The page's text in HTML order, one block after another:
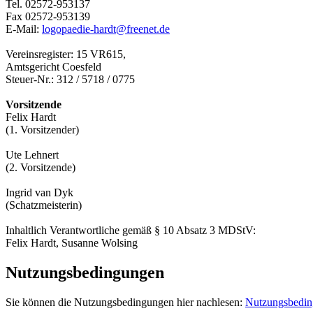
Tel. 02572-953137
Fax 02572-953139
E-Mail: logopaedie-hardt@freenet.de
Vereinsregister: 15 VR615,
Amtsgericht Coesfeld
Steuer-Nr.: 312 / 5718 / 0775
Vorsitzende
Felix Hardt
(1. Vorsitzender)
Ute Lehnert
(2. Vorsitzende)
Ingrid van Dyk
(Schatzmeisterin)
Inhaltlich Verantwortliche gemäß § 10 Absatz 3 MDStV:
Felix Hardt, Susanne Wolsing
Nutzungsbedingungen
Sie können die Nutzungsbedingungen hier nachlesen: